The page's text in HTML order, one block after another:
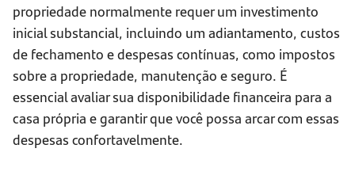
propriedade normalmente requer um investimento
inicial substancial, incluindo um adiantamento, custos
de fechamento e despesas contínuas, como impostos
sobre a propriedade, manutenção e seguro. É
essencial avaliar sua disponibilidade financeira para a
casa própria e garantir que você possa arcar com essas
despesas confortavelmente.